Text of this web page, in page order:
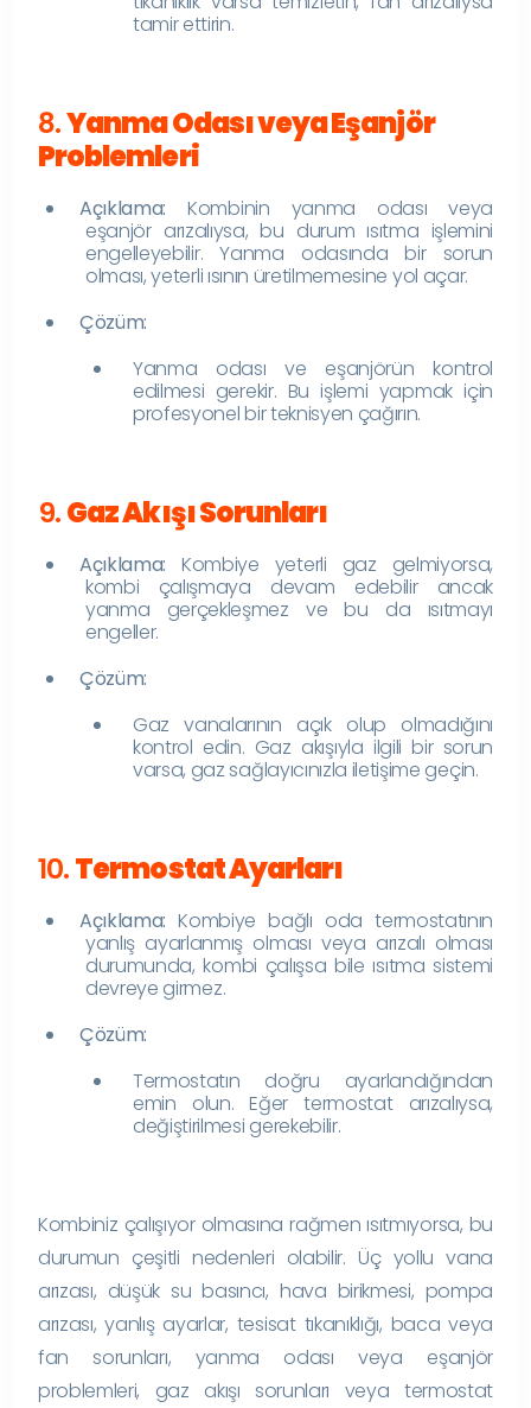
tamir ettirin.
8.Yanma Odası veya Eşanjör
Problemleri
Açıklama: Kombinin yanma odası veya
eşanjör arızalıysa, bu durum ısıtma işlemini
engelleyebilir. Yanma odasında bir sorun
olması, yeterli ısının üretilmemesine yol açar.
Çözüm:
Yanma odası ve eşanjörün kontrol
edilmesi gerekir. Bu işlemi yapmak için
profesyonel bir teknisyen çağırın.
9.Gaz Akışı Sorunları
Açıklama: Kombiye yeterli gaz gelmiyorsa,
kombi çalışmaya devam edebilir ancak
yanma gerçekleşmez ve bu da ısıtmayı
engeller.
Çözüm:
Gaz vanalarının açık olup olmadığını
kontrol edin. Gaz akışıyla ilgili bir sorun
varsa, gaz sağlayıcınızla iletişime geçin.
10.Termostat Ayarları
Açıklama: Kombiye bağlı oda termostatının
yanlış ayarlanmış olması veya arızalı olması
durumunda, kombi çalışsa bile ısıtma sistemi
devreye girmez.
Çözüm:
Termostatın doğru ayarlandığından
emin olun. Eğer termostat arızalıysa,
değiştirilmesi gerekebilir.
Kombiniz çalışıyor olmasına rağmen ısıtmıyorsa, bu
durumun çeşitli nedenleri olabilir. Üç yollu vana
arızası, düşük su basıncı, hava birikmesi, pompa
arızası, yanlış ayarlar, tesisat tıkanıklığı, baca veya
fan sorunları, yanma odası veya eşanjör
problemleri, gaz akışı sorunları veya termostat